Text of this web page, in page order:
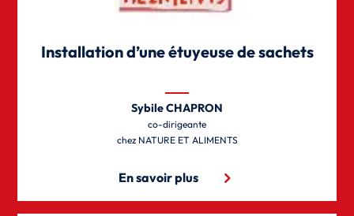
Installation d’une étuyeuse de sachets
Sybile CHAPRON
co-dirigeante
NATURE ET ALIMENTS
En savoir plus